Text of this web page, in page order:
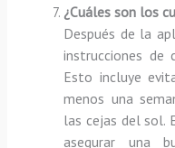
¿Cuáles son los
Después de la
instrucciones de
Esto incluye
menos una
las cejas del sol.
asegurar una